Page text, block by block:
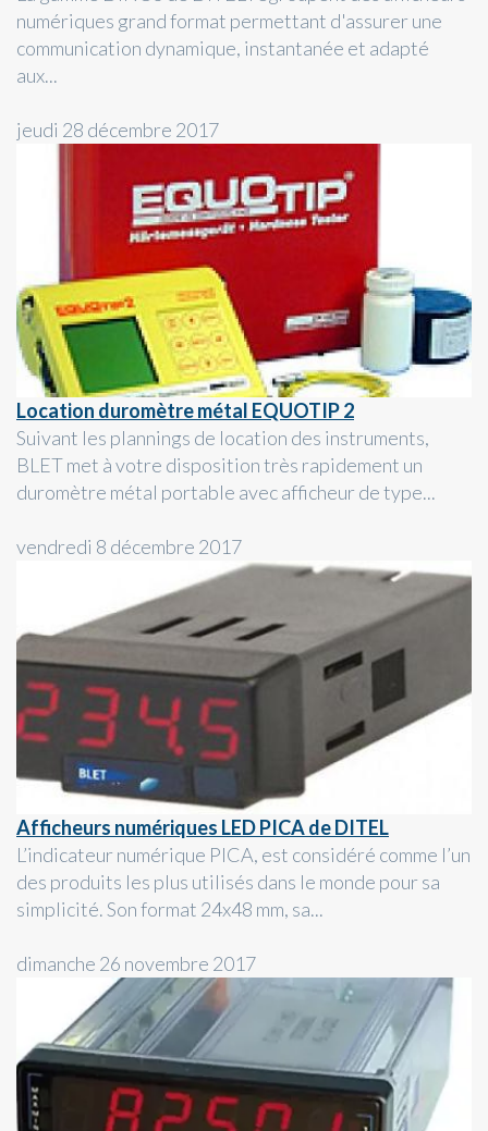
numériques grand format permettant d'assurer une
communication dynamique, instantanée et adapté
aux...
jeudi 28 décembre 2017
Location duromètre métal EQUOTIP 2
Suivant les plannings de location des instruments,
BLET met à votre disposition très rapidement un
duromètre métal portable avec afficheur de type...
vendredi 8 décembre 2017
Afficheurs numériques LED PICA de DITEL
L’indicateur numérique PICA, est considéré comme l’un
des produits les plus utilisés dans le monde pour sa
simplicité. Son format 24x48 mm, sa...
dimanche 26 novembre 2017